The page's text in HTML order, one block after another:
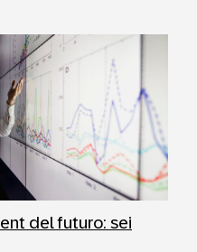
del futuro: sei